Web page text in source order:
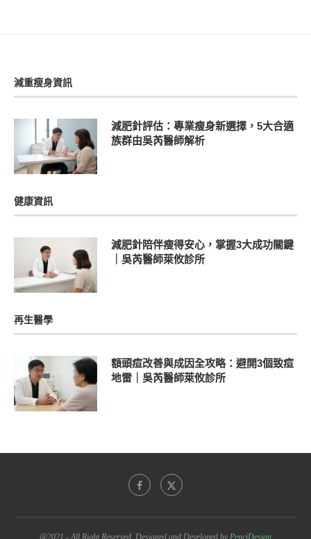
減重瘦身資訊
減肥針評估：專業瘦身新選擇，5大合適
族群由吳芮醫師解析
健康資訊
減肥針陪伴瘦得安心，掌握3大成功關鍵
｜吳芮醫師萊攸診所
再生醫學
額頭痘改善與成因全攻略：避開3個致痘
地雷｜吳芮醫師萊攸診所
@2021 - All Right Reserved. Designed and Developed by PenciDesign